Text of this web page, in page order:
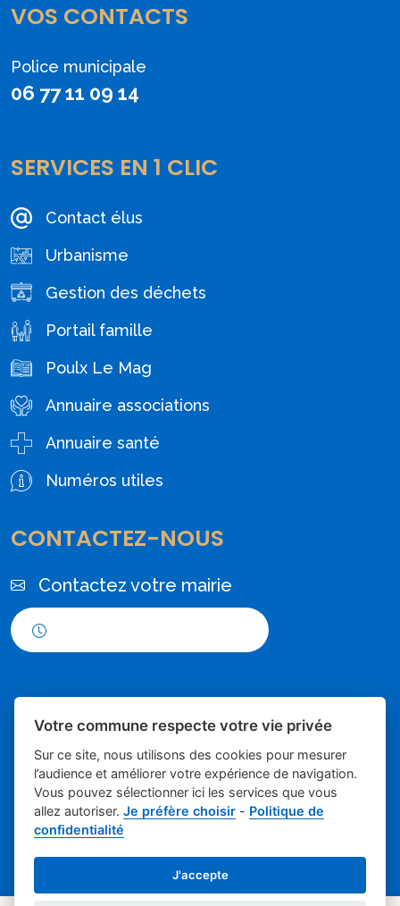
VOS CONTACTS
Police municipale
06 77 11 09 14
SERVICES EN 1 CLIC
Contact élus
Urbanisme
Gestion des déchets
Portail famille
Poulx Le Mag
Annuaire associations
Annuaire santé
Numéros utiles
CONTACTEZ-NOUS
Contactez votre mairie
Place du village la solution web et
appli des collectivités
- Mairie de
Mentions légales- Gestion des cookies
Votre commune respecte votre vie privée
Sur ce site, nous utilisons des cookies pour mesurer
l’audience et améliorer votre expérience de navigation.
Vous pouvez sélectionner ici les services que vous
allez autoriser.Je préfère choisir - Politique de
confidentialité
J'accepte